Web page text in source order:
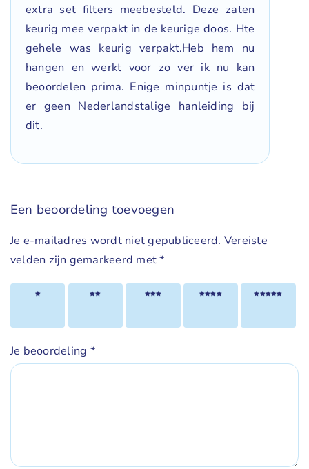
extra set filters meebesteld. Deze zaten
keurig mee verpakt in de keurige doos. Hte
gehele was keurig verpakt.Heb hem nu
hangen en werkt voor zo ver ik nu kan
beoordelen prima. Enige minpuntje is dat
er geen Nederlandstalige hanleiding bij
dit.
Een beoordeling toevoegen
Je e-mailadres wordt niet gepubliceerd. Vereiste
velden zijn gemarkeerd met*
1 van 2 van 3 van 4 van 5 van
Je beoordeling *